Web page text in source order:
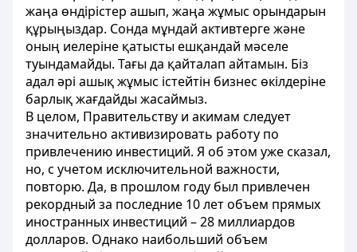
жаңа өндірістер ашып, жаңа жұмыс орындарын
құрыңыздар. Сонда мұндай активтерге және
оның иелеріне қатысты ешқандай мәселе
туындамайды. Тағы да қайталап айтамын. Біз
адал әрі ашық жұмыс істейтін бизнес өкілдеріне
барлық жағдайды жасаймыз.
В целом, Правительству и акимам следует
значительно активизировать работу по
привлечению инвестиций. Я об этом уже сказал,
но, с учетом исключительной важности,
повторю. Да, в прошлом году был привлечен
рекордный за последние 10 лет объем прямых
иностранных инвестиций – 28 миллиардов
долларов. Однако наибольший объем